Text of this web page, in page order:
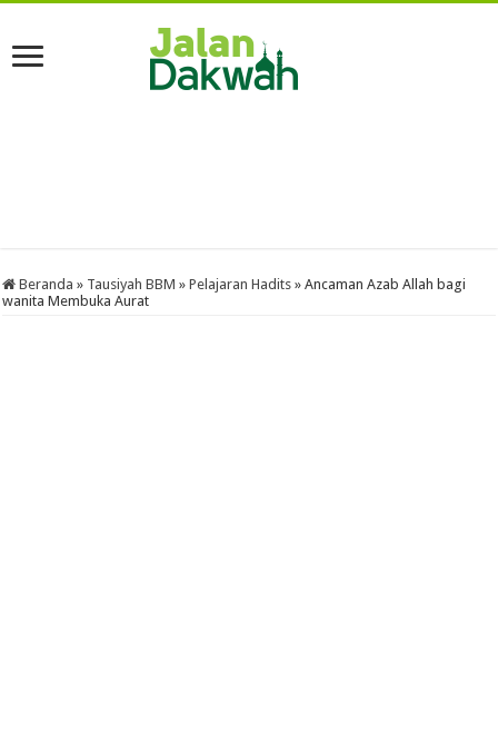
Beranda » Tausiyah BBM » Pelajaran Hadits » Ancaman Azab Allah bagi
wanita Membuka Aurat